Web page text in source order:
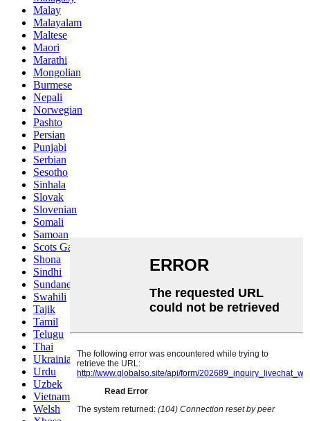
Malay
Malayalam
Maltese
Maori
Marathi
Mongolian
Burmese
Nepali
Norwegian
Pashto
Persian
Punjabi
Serbian
Sesotho
Sinhala
Slovak
Slovenian
Somali
Samoan
Scots Gaelic
Shona
Sindhi
Sundanese
Swahili
Tajik
Tamil
Telugu
Thai
Ukrainian
Urdu
Uzbek
Vietnamese
Welsh